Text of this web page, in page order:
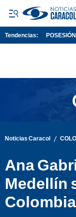
Tendencias:
Noticias Caracol /
Ana
Medellín
Colombia